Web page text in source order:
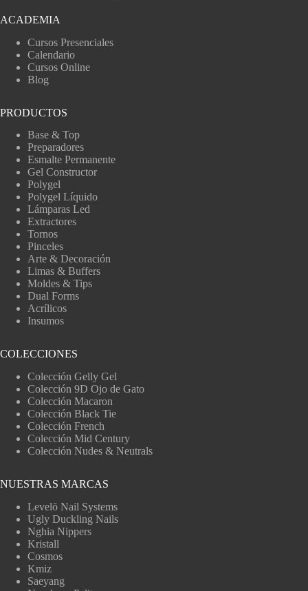
ACADEMIA
Cursos Presenciales
Calendario
Cursos Online
Blog
PRODUCTOS
Base & Top
Preparadores
Esmalte Permanente
Gel Constructor
Polygel
Polygel Líquido
Lámparas Led
Extractores
Tornos
Pinceles
Arte & Decoración
Limas & Buffers
Moldes & Tips
Dual Forms
Acrílicos
Insumos
COLECCIONES
Colección Gelly Gel
Colección 9D Ojo de Gato
Colección Macaron
Colección Black Tie
Colección French
Colección Mid Century
Colección Nudes & Neutrals
NUESTRAS MARCAS
Levelō Nail Systems
Ugly Duckling Nails
Nghia Nippers
Kristall
Cosmos
Kmiz
Saeyang